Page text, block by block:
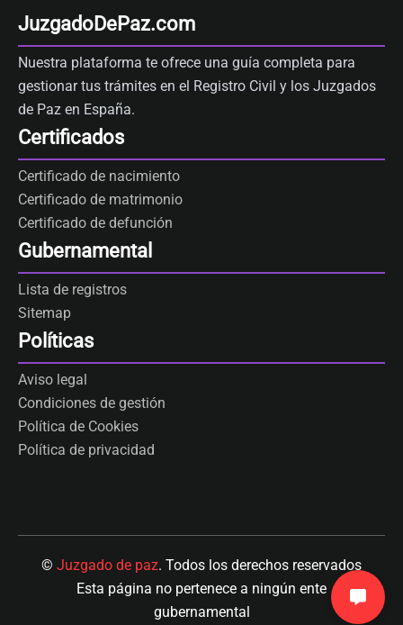
JuzgadoDePaz.com
Nuestra plataforma te ofrece una guía completa para
gestionar tus trámites en el Registro Civil y los Juzgados
de Paz en España.
Certificados
Certificado de nacimiento
Certificado de matrimonio
Certificado de defunción
Gubernamental
Lista de registros
Sitemap
Políticas
Aviso legal
Condiciones de gestión
Política de Cookies
Política de privacidad
© Juzgado de paz. Todos los derechos reservados
Esta página no pertenece a ningún ente
gubernamental